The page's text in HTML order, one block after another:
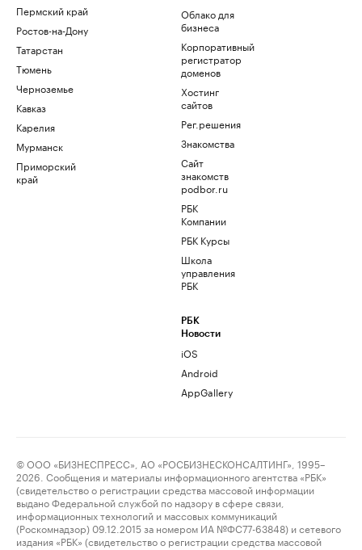
Пермский край
Ростов-на-Дону
Татарстан
Тюмень
Черноземье
Кавказ
Карелия
Мурманск
Приморский
край
Облако для
бизнеса
Корпоративный
регистратор
доменов
Хостинг
сайтов
Рег.решения
Знакомства
Сайт
знакомств
podbor.ru
РБК
Компании
РБК Курсы
Школа
управления
РБК
РБК
Новости
iOS
Android
AppGallery
© ООО «БИЗНЕСПРЕСС», АО «РОСБИЗНЕСКОНСАЛТИНГ», 1995–
2026. Сообщения и материалы информационного агентства «РБК»
(свидетельство о регистрации средства массовой информации
выдано Федеральной службой по надзору в сфере связи,
информационных технологий и массовых коммуникаций
(Роскомнадзор) 09.12.2015 за номером ИА №ФС77-63848) и сетевого
издания «РБК» (свидетельство о регистрации средства массовой